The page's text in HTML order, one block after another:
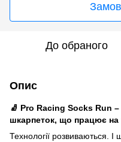
До обраного
Опис
🧦 Pro Racing Socks Run –
шкарпеток, що працює на
Технології розвиваються.